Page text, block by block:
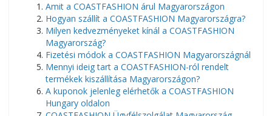
​Amit a COASTFASHION árul Magyarországon
Hogyan szállít a COASTFASHION Magyarországra?
Milyen kedvezményeket kínál a COASTFASHION
Magyarország?
Fizetési módok a COASTFASHION Magyarországnál
Mennyi ideig tart a COASTFASHION-ról rendelt
termékek kiszállítása Magyarországon?
A kuponok jelenleg elérhetők a COASTFASHION
Hungary oldalon